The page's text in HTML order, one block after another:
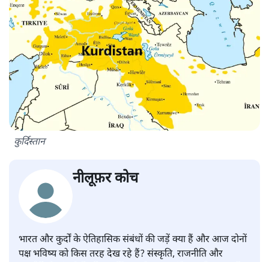
कुर्दिस्तान
नीलूफ़र कोच
भारत और कुर्दों के ऐतिहासिक संबंधों की जड़ें क्या हैं और आज दोनों
पक्ष भविष्य को किस तरह देख रहे हैं? संस्कृति, राजनीति और